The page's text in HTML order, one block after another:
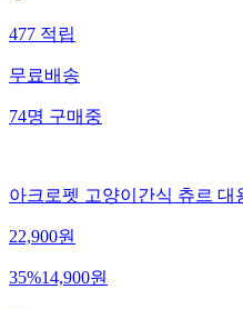
477적립
무료배송
74명구매중
아크로펫 고양이간식 츄르 대
22,900원
35%14,900원